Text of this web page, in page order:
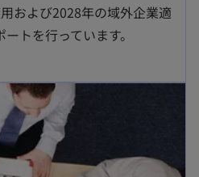
および2028年の域外企業適
トを行っています。